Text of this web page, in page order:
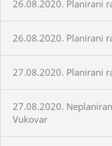
26.08.2020. Planirani
26.08.2020. Planirani
27.08.2020. Planirani
27.08.2020.
Vukovar